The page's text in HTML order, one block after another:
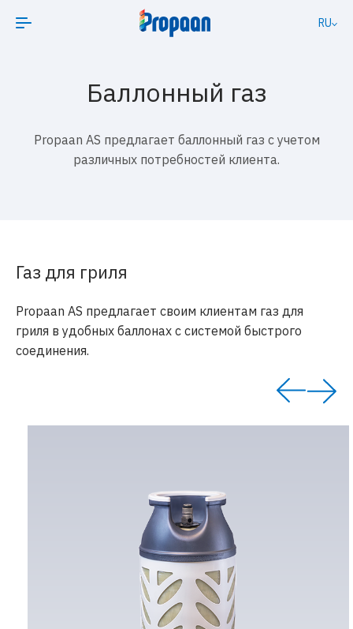
RU
Баллонный газ
Propaan AS предлагает баллонный газ с учетом
различных потребностей клиента.
Газ для гриля
Propaan AS предлагает своим клиентам газ для
гриля в удобных баллонах с системой быстрого
соединения.